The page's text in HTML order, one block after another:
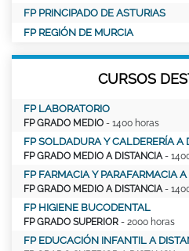
FP PRINCIPADO DE ASTURIAS
FP REGIÓN DE MURCIA
CURSOS
FP LABORATORIO
FP GRADO MEDIO - 1400 horas
FP SOLDADURA Y CALDERERÍA A
FP GRADO MEDIO A DISTANCIA -
FP FARMACIA Y PARAFARMACIA
FP GRADO MEDIO A DISTANCIA -
FP HIGIENE BUCODENTAL
FP GRADO SUPERIOR - 2000 horas
FP EDUCACIÓN INFANTIL A